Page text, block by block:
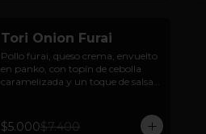
Tori Onion Furai
Pollo furai, queso crema, envuelto
en panko, con topín de cebolla
caramelizada y un toque de salsa
$5.000$7.400